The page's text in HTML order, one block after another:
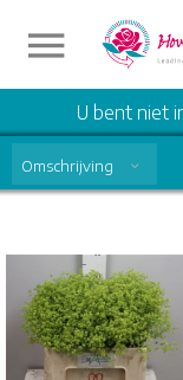
U bent niet
Omschrijving
1 2